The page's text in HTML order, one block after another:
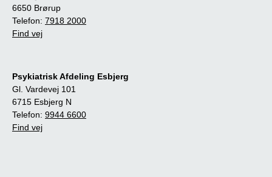
6650 Brørup
Telefon: 7918 2000
Find vej
Psykiatrisk Afdeling Esbjerg
Gl. Vardevej 101
6715 Esbjerg N
Telefon: 9944 6600
Find vej